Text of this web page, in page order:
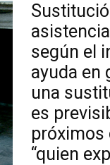
según el
ayuda en
una
es
próximos
“quien